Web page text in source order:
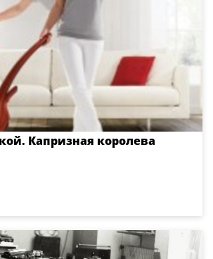
Капризная королева